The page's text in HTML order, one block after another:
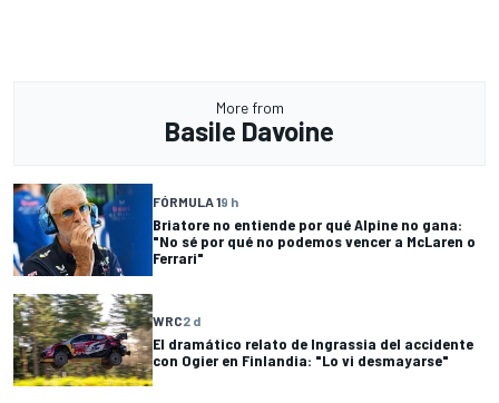
More from
Basile Davoine
FÓRMULA 19 h
Briatore no entiende por qué Alpine no gana:
"No sé por qué no podemos vencer a McLaren o
Ferrari"
WRC2 d
El dramático relato de Ingrassia del accidente
con Ogier en Finlandia: "Lo vi desmayarse"